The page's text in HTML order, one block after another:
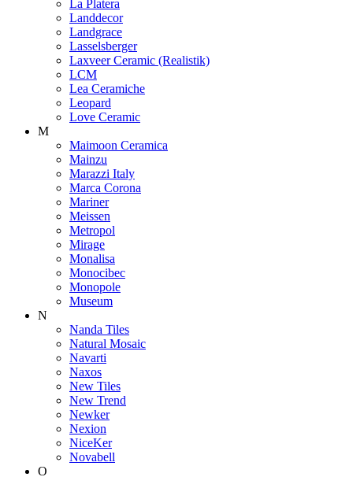
La Platera
Landdecor
Landgrace
Lasselsberger
Laxveer Ceramic (Realistik)
LCM
Lea Ceramiche
Leopard
Love Ceramic
M
Maimoon Ceramica
Mainzu
Marazzi Italy
Marca Corona
Mariner
Meissen
Metropol
Mirage
Monalisa
Monocibec
Monopole
Museum
N
Nanda Tiles
Natural Mosaic
Navarti
Naxos
New Tiles
New Trend
Newker
Nexion
NiceKer
Novabell
O